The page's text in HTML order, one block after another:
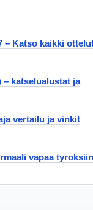
– Katso kaikki
– katselualustat ja
vertailu ja vinkit
vapaa